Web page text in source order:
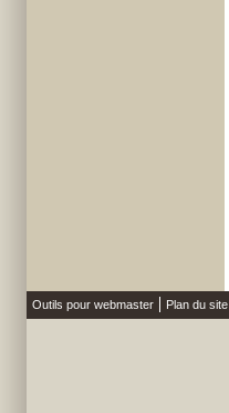
Outils pour webmaster Plan du site